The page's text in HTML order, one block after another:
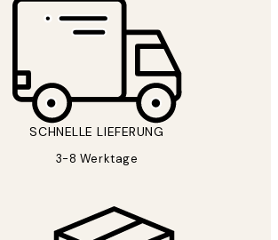
SCHNELLE LIEFERUNG
3-8 Werktage